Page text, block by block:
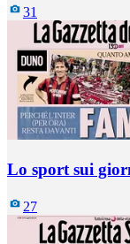
31
Lo sport sui
27